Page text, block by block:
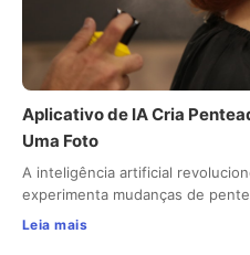
Aplicativo de IA Cria
Uma Foto
A inteligência artificial
experimenta mudanças de
Leia mais